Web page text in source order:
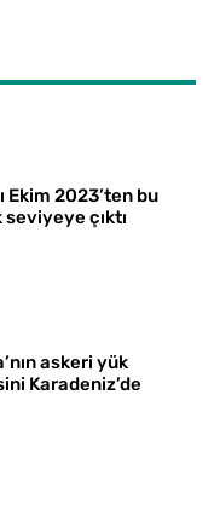
Ekim 2023’ten bu
çıktı
askeri yük
Karadeniz’de